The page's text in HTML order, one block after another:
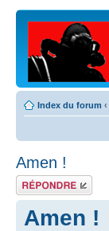
Index du forum ‹
Amen !
Répondre
Amen !